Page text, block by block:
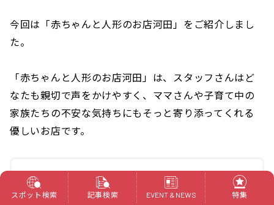
今回は「赤ちゃんと人形のお店河田」をご紹介しまし
た。
「赤ちゃんと人形のお店河田」は、スタッフさんはど
なたも親切で声をかけやすく、ママさんや子育て中の
家族たちの不安な気持ちにもそっと寄り添ってくれる
優しいお店です。
【赤ちゃんと人形のお店河田】
住所 ：静岡県浜松市東区植松町16
スポット検索 記事検索 EVENT & NEWS 特集